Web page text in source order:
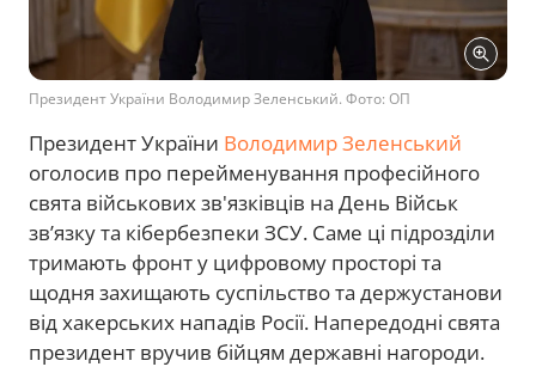
Президент України Володимир Зеленський. Фото: ОП
Президент України Володимир Зеленський
оголосив про перейменування професійного
свята військових зв'язківців на День Військ
зв’язку та кібербезпеки ЗСУ. Саме ці підрозділи
тримають фронт у цифровому просторі та
щодня захищають суспільство та держустанови
від хакерських нападів Росії. Напередодні свята
президент вручив бійцям державні нагороди.